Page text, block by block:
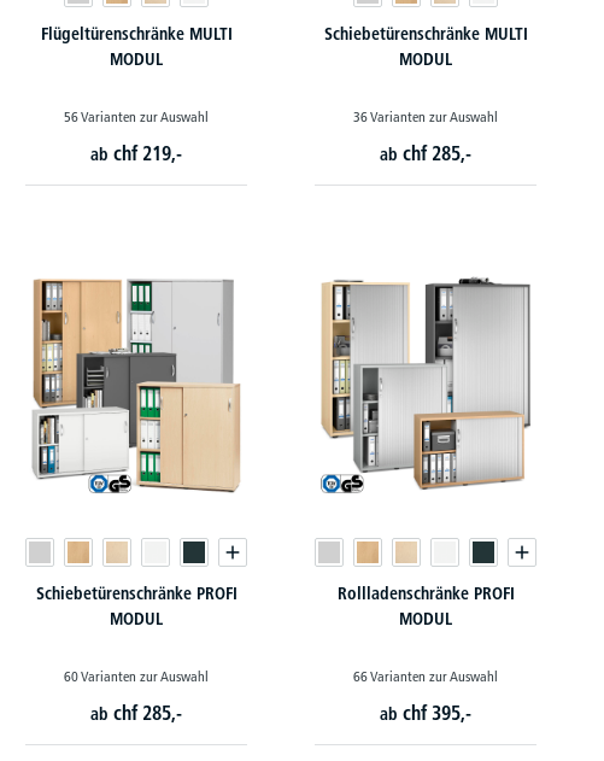
Flügeltürenschränke MULTI
MODUL
56 Varianten zur Auswahl
ab chf 219,-
Schiebetürenschränke MULTI
MODUL
36 Varianten zur Auswahl
ab chf 285,-
Schiebetürenschränke PROFI
MODUL
60 Varianten zur Auswahl
ab chf 285,-
Rollladenschränke PROFI
MODUL
66 Varianten zur Auswahl
ab chf 395,-